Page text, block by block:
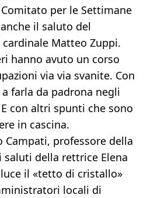
per le Settimane
il saluto del
Matteo Zuppi.
hanno avuto un corso
via via svanite. Con
farla da padrona negli
con altri spunti che sono
in cascina.
Campati, professore della
della rettrice Elena
il «tetto di cristallo»
locali di